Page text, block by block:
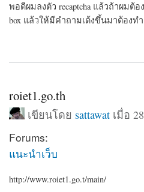
พอดีผมลงตัว recaptcha แล้วถ้าผมต้
box แล้วให้มีคำถามเด้งขึ้นมาต้อง
about ขอคำแนะนำเกี่ยวกับ
roiet1.go.th
เขียนโดย sattawat เมื่อ
Forums:
แนะนำเว็บ
http://www.roiet1.go.t/main/